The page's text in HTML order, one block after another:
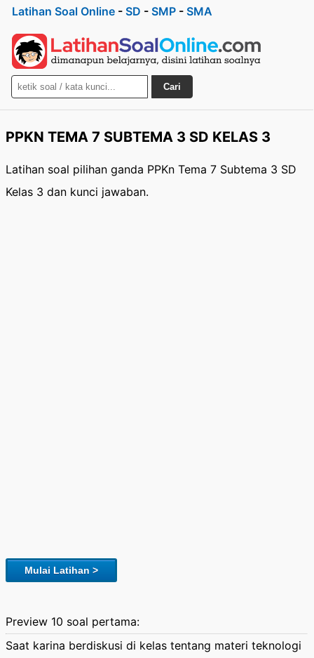
Latihan Soal Online - SD - SMP - SMA
Cari
PPKN TEMA 7 SUBTEMA 3 SD KELAS 3
Latihan soal pilihan ganda PPKn Tema 7 Subtema 3 SD
Kelas 3 dan kunci jawaban.
Mulai Latihan >
Preview 10 soal pertama:
Saat karina berdiskusi di kelas tentang materi teknologi